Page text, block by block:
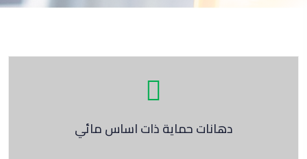
دهانات حماية ذات اساس مائي